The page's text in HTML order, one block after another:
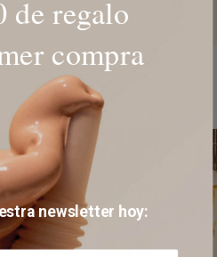
artículos
de regalo
compra
newsletter hoy: